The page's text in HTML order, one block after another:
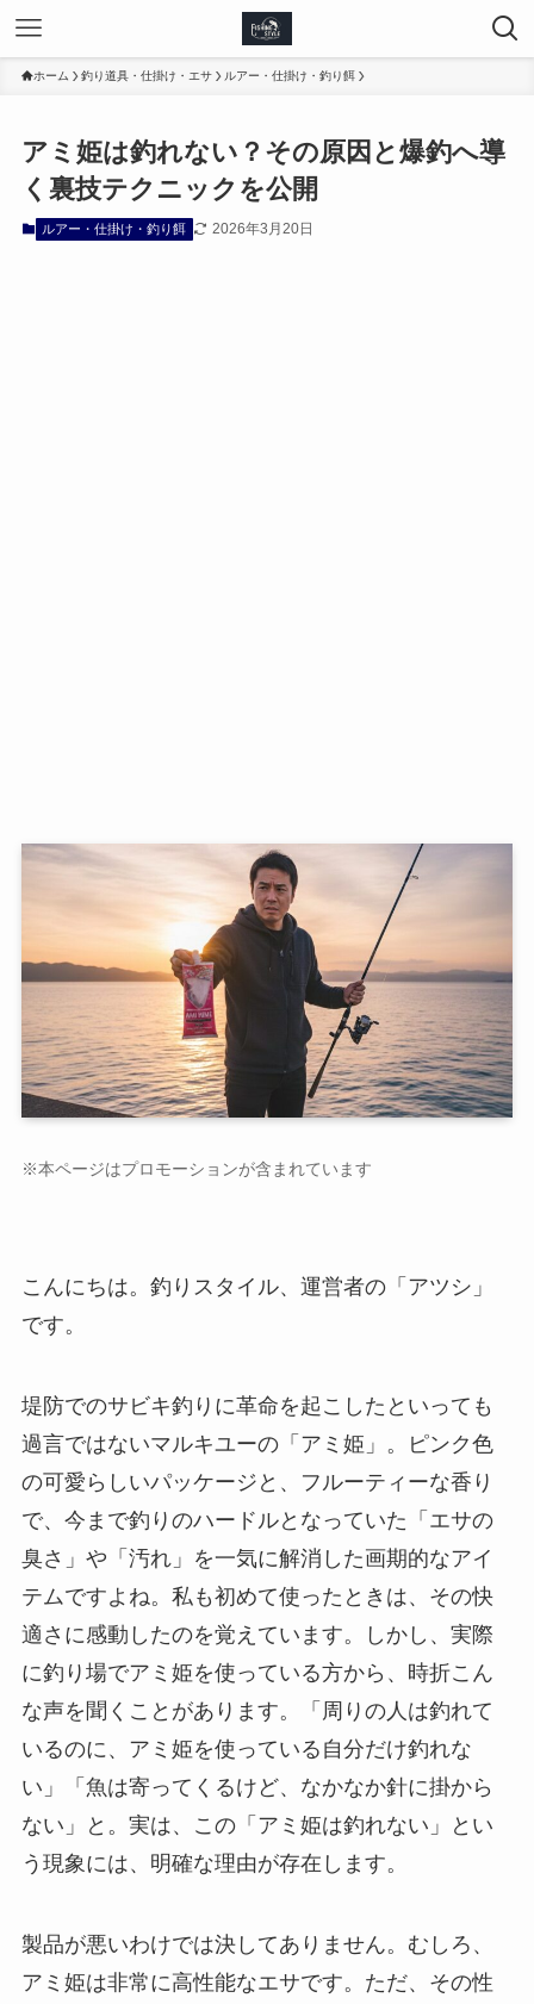
ホーム 釣り道具・仕掛け・エサ ルアー・仕掛け・釣り餌
アミ姫は釣れない？その原因と爆釣へ導
く裏技テクニックを公開
ルアー・仕掛け・釣り餌 2026年3月20日
※本ページはプロモーションが含まれています
こんにちは。釣りスタイル、運営者の「アツシ」
です。
堤防でのサビキ釣りに革命を起こしたといっても
過言ではないマルキユーの「アミ姫」。ピンク色
の可愛らしいパッケージと、フルーティーな香り
で、今まで釣りのハードルとなっていた「エサの
臭さ」や「汚れ」を一気に解消した画期的なアイ
テムですよね。私も初めて使ったときは、その快
適さに感動したのを覚えています。しかし、実際
に釣り場でアミ姫を使っている方から、時折こん
な声を聞くことがあります。「周りの人は釣れて
いるのに、アミ姫を使っている自分だけ釣れな
い」「魚は寄ってくるけど、なかなか針に掛から
ない」と。実は、この「アミ姫は釣れない」とい
う現象には、明確な理由が存在します。
製品が悪いわけでは決してありません。むしろ、
アミ姫は非常に高性能なエサです。ただ、その性